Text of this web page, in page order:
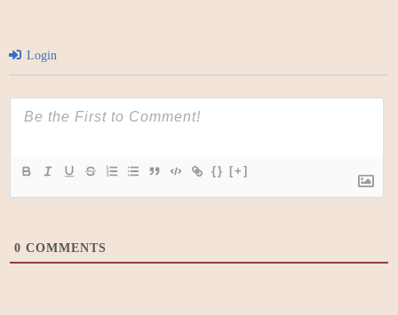
Login
{} [+]
0 COMMENTS